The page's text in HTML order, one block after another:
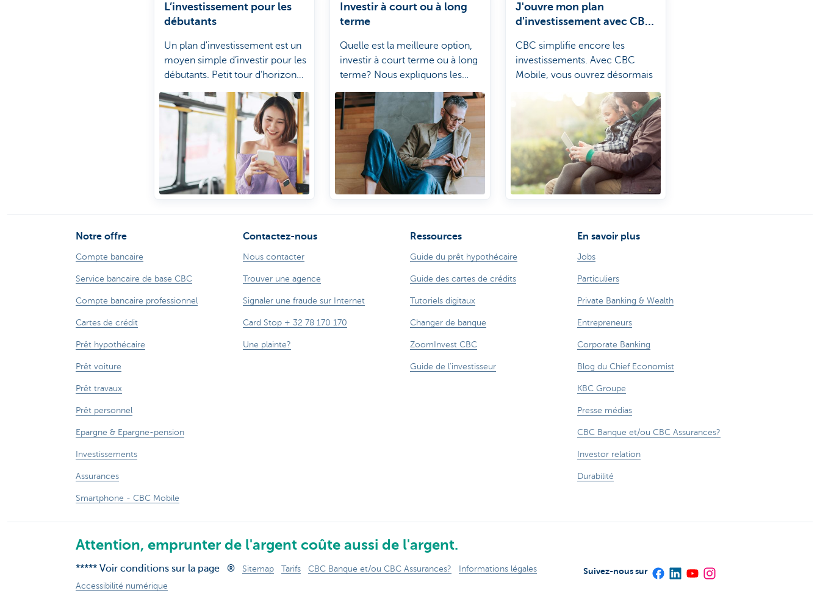
L’investissement pour les
débutants
Un plan d'investissement est un
moyen simple d’investir pour les
débutants. Petit tour d’horizon
des possibilités pour
commencer à investir.
Investir à court ou à long
terme
Quelle est la meilleure option,
investir à court terme ou à long
terme? Nous expliquons les
différences ici pour vous.
J'ouvre mon plan
d'investissement avec CBC
CBC simplifie encore les
investissements. Avec CBC
Mobile, vous ouvrez désormais
un plan d’investissement en
seulement 6 étapes.
Notre offre
Compte bancaire
Service bancaire de base CBC
Compte bancaire professionnel
Cartes de crédit
Prêt hypothécaire
Prêt voiture
Prêt travaux
Prêt personnel
Epargne & Epargne-pension
Investissements
Assurances
Smartphone - CBC Mobile
Contactez-nous
Nous contacter
Trouver une agence
Signaler une fraude sur Internet
Card Stop + 32 78 170 170
Une plainte?
Ressources
Guide du prêt hypothécaire
Guide des cartes de crédits
Tutoriels digitaux
Changer de banque
ZoomInvest CBC
Guide de l'investisseur
En savoir plus
Jobs
Particuliers
Private Banking & Wealth
Entrepreneurs
Corporate Banking
Blog du Chief Economist
KBC Groupe
Presse médias
CBC Banque et/ou CBC Assurances?
Investor relation
Durabilité
Attention, emprunter de l'argent coûte aussi de l'argent.
***** Voir conditions sur la page ® Sitemap Tarifs CBC Banque et/ou CBC Assurances?
Informations légales
Accessibilité numérique
Suivez-nous sur